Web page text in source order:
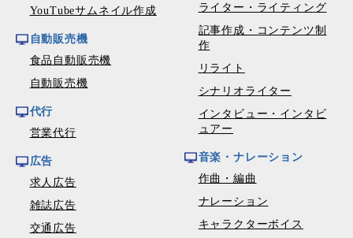
YouTubeサムネイル作成
自動販売機
食品自動販売機
自動販売機
代行
営業代行
広告
求人広告
雑誌広告
交通広告
ライター・ライティング
記事作成・コンテンツ制
作
リライト
シナリオライター
インタビュー・インタビ
ュアー
音楽・ナレーション
作曲・編曲
ナレーション
キャラクターボイス